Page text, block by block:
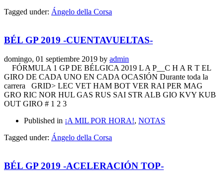
Tagged under: Ángelo della Corsa
BÉL GP 2019 -CUENTAVUELTAS-
domingo, 01 septiembre 2019 by admin
FÓRMULA 1 GP DE BÉLGICA 2019 L A P__C H A R T EL
GIRO DE CADA UNO EN CADA OCASIÓN Durante toda la
carrera GRID> LEC VET HAM BOT VER RAI PER MAG
GRO RIC NOR HUL GAS RUS SAI STR ALB GIO KVY KUB
OUT GIRO # 1 2 3
Published in ¡A MIL POR HORA!, NOTAS
Tagged under: Ángelo della Corsa
BÉL GP 2019 -ACELERACIÓN TOP-